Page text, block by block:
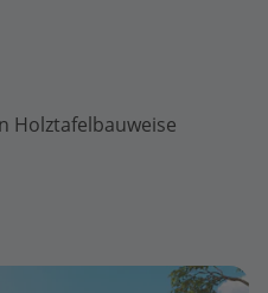
Holztafelbauweise